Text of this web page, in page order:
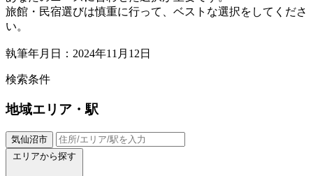
旅館・民宿選びは慎重に行って、ベストな選択をしてくださ
い。
執筆年月日：2024年11月12日
検索条件
地域エリア・駅
気仙沼市
エリアから探す